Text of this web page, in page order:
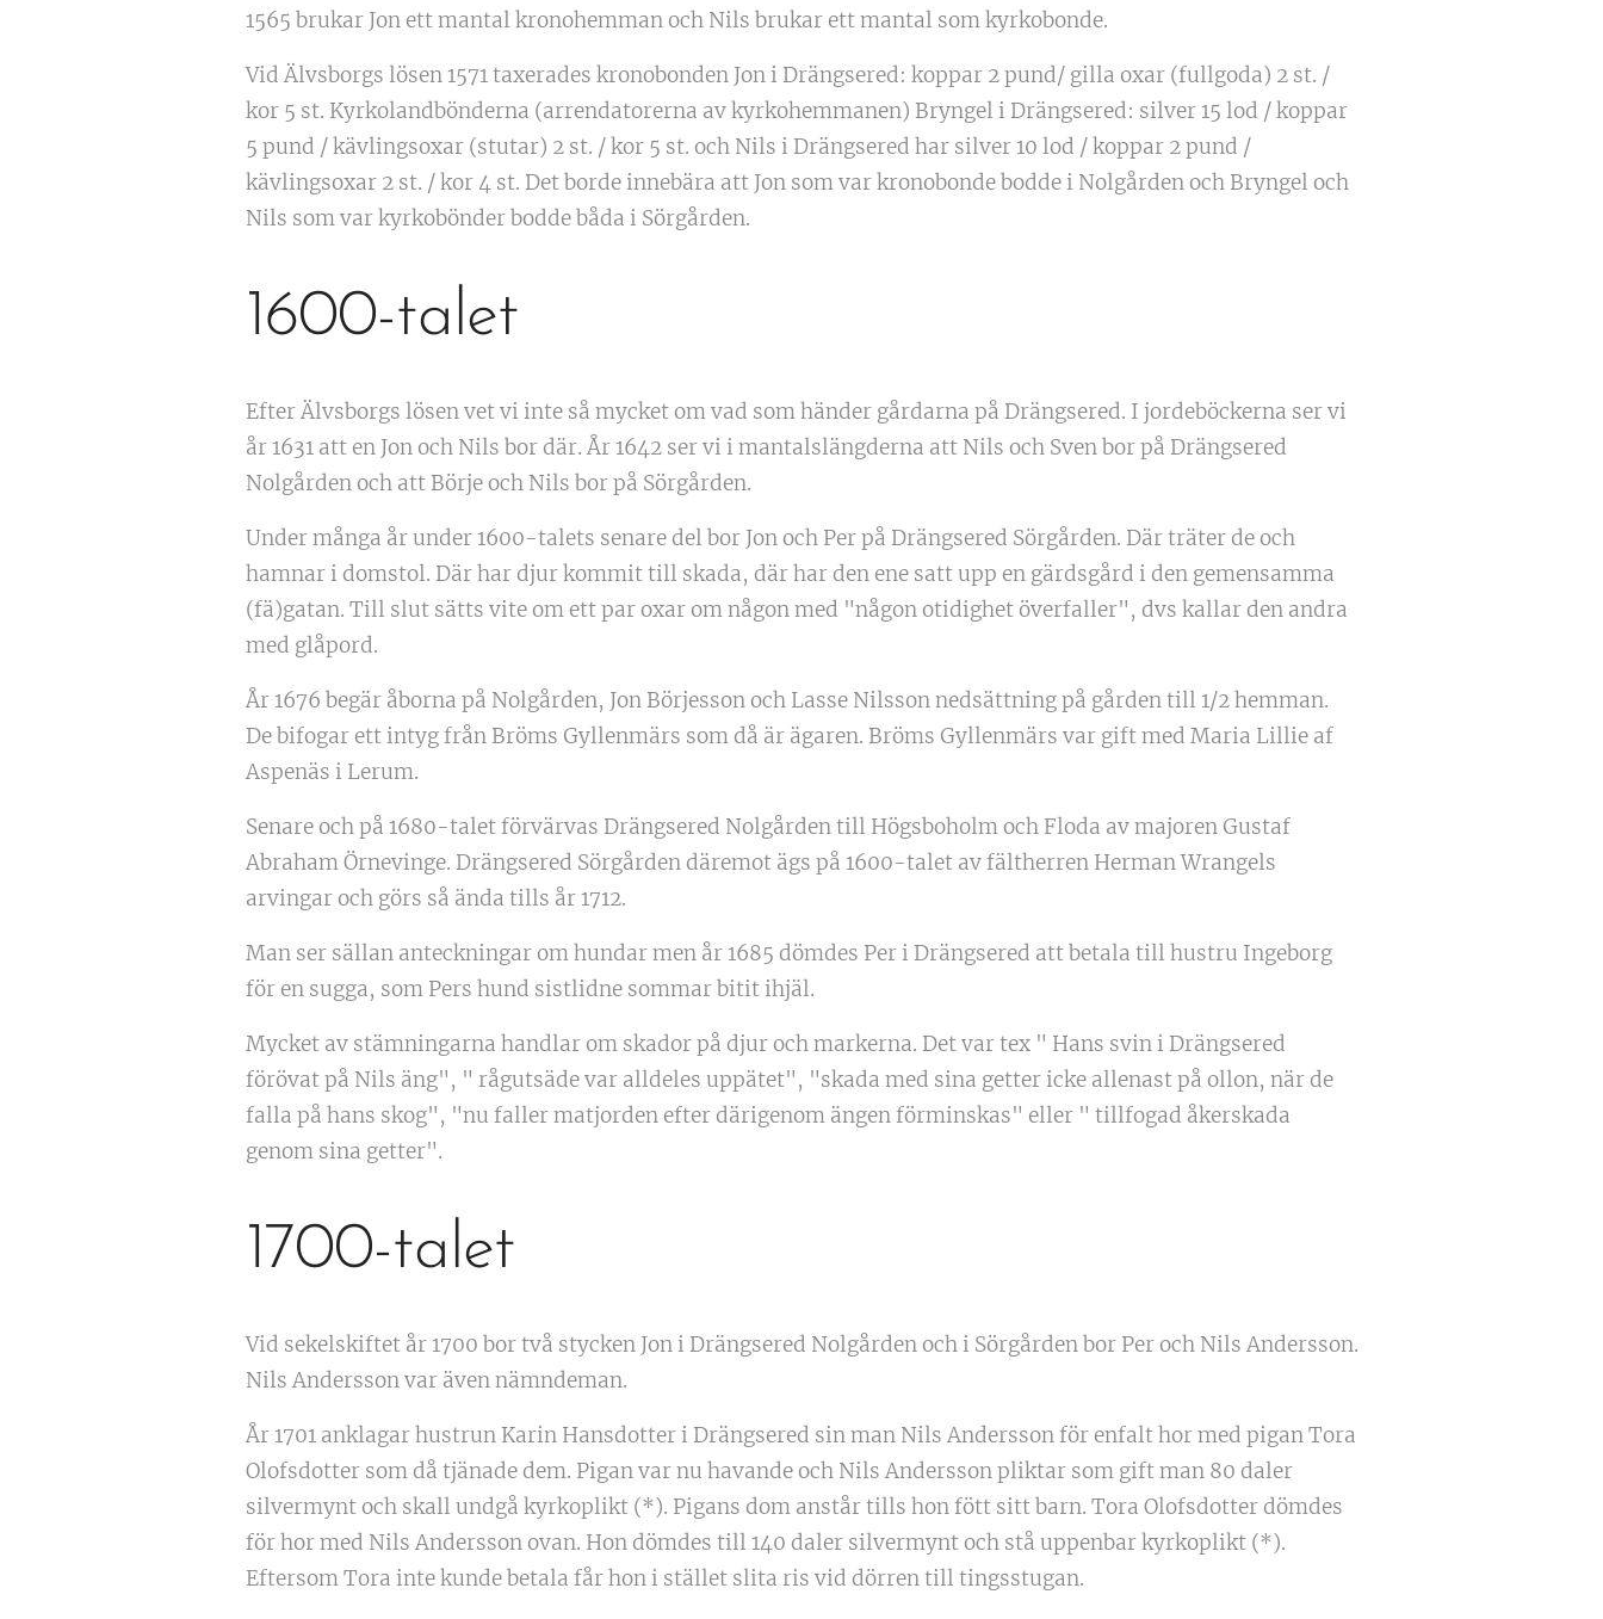
1565 brukar Jon ett mantal kronohemman och Nils brukar ett mantal som kyrkobonde.
Vid Älvsborgs lösen 1571 taxerades kronobonden Jon i Drängsered: koppar 2 pund/ gilla oxar (fullgoda) 2 st. /
kor 5 st. Kyrkolandbönderna (arrendatorerna av kyrkohemmanen) Bryngel i Drängsered: silver 15 lod / koppar
5 pund / kävlingsoxar (stutar) 2 st. / kor 5 st. och Nils i Drängsered har silver 10 lod / koppar 2 pund /
kävlingsoxar 2 st. / kor 4 st. Det borde innebära att Jon som var kronobonde bodde i Nolgården och Bryngel och
Nils som var kyrkobönder bodde båda i Sörgården.
1600-talet
Efter Älvsborgs lösen vet vi inte så mycket om vad som händer gårdarna på Drängsered. I jordeböckerna ser vi
år 1631 att en Jon och Nils bor där. År 1642 ser vi i mantalslängderna att Nils och Sven bor på Drängsered
Nolgården och att Börje och Nils bor på Sörgården.
Under många år under 1600-talets senare del bor Jon och Per på Drängsered Sörgården. Där träter de och
hamnar i domstol. Där har djur kommit till skada, där har den ene satt upp en gärdsgård i den gemensamma
(fä)gatan. Till slut sätts vite om ett par oxar om någon med "någon otidighet överfaller", dvs kallar den andra
med glåpord.
År 1676 begär åborna på Nolgården, Jon Börjesson och Lasse Nilsson nedsättning på gården till 1/2 hemman.
De bifogar ett intyg från Bröms Gyllenmärs som då är ägaren. Bröms Gyllenmärs var gift med Maria Lillie af
Aspenäs i Lerum.
Senare och på 1680-talet förvärvas Drängsered Nolgården till Högsboholm och Floda av majoren Gustaf
Abraham Örnevinge. Drängsered Sörgården däremot ägs på 1600-talet av fältherren Herman Wrangels
arvingar och görs så ända tills år 1712.
Man ser sällan anteckningar om hundar men år 1685 dömdes Per i Drängsered att betala till hustru Ingeborg
för en sugga, som Pers hund sistlidne sommar bitit ihjäl.
Mycket av stämningarna handlar om skador på djur och markerna. Det var tex " Hans svin i Drängsered
förövat på Nils äng", " rågutsäde var alldeles uppätet", "skada med sina getter icke allenast på ollon, när de
falla på hans skog", "nu faller matjorden efter därigenom ängen förminskas" eller " tillfogad åkerskada
genom sina getter".
1700-talet
Vid sekelskiftet år 1700 bor två stycken Jon i Drängsered Nolgården och i Sörgården bor Per och Nils Andersson.
Nils Andersson var även nämndeman.
År 1701 anklagar hustrun Karin Hansdotter i Drängsered sin man Nils Andersson för enfalt hor med pigan Tora
Olofsdotter som då tjänade dem. Pigan var nu havande och Nils Andersson pliktar som gift man 80 daler
silvermynt och skall undgå kyrkoplikt (*). Pigans dom anstår tills hon fött sitt barn. Tora Olofsdotter dömdes
för hor med Nils Andersson ovan. Hon dömdes till 140 daler silvermynt och stå uppenbar kyrkoplikt (*).
Eftersom Tora inte kunde betala får hon i stället slita ris vid dörren till tingsstugan.